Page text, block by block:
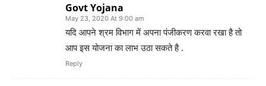
Govt Yojana
May 23, 2020 At 9:00 am
यदि आपने श्रम विभाग में अपना पंजीकरण करवा रखा है तो
आप इस योजना का लाभ उठा सकते है .
Reply